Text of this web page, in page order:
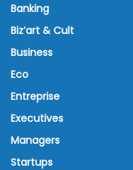
Banking
Biz’art & Cult
Business
Eco
Entreprise
Executives
Managers
Startups